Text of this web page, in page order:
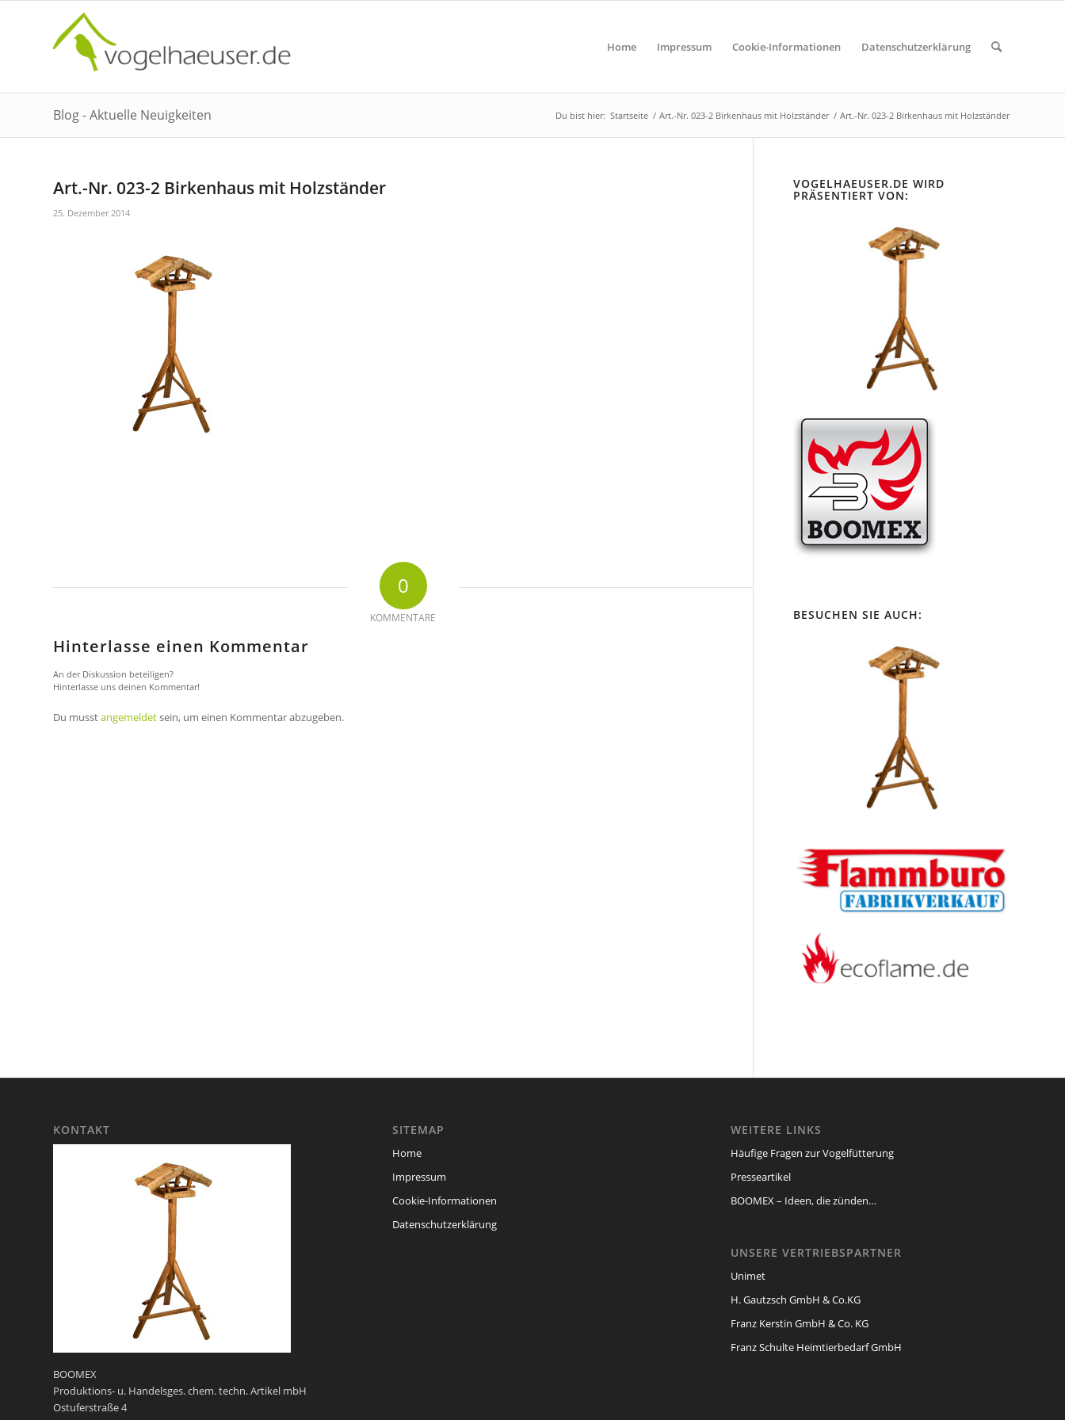
Home Impressum Cookie-Informationen Datenschutzerklärung
Blog - Aktuelle Neuigkeiten Du bist hier: Startseite / Art.-Nr. 023-2 Birkenhaus mit Holzständer / Art.-Nr. 023-2 Birkenhaus mit Holzständer
Art.-Nr. 023-2 Birkenhaus mit Holzständer
25. Dezember 2014
0
KOMMENTARE
Hinterlasse einen Kommentar
An der Diskussion beteiligen?
Hinterlasse uns deinen Kommentar!
Du musstangemeldetsein, um einen Kommentar abzugeben.
VOGELHAEUSER.DE WIRD
PRÄSENTIERT VON:
BESUCHEN SIE AUCH:
KONTAKT
BOOMEX
Produktions- u. Handelsges. chem. techn. Artikel mbH
Ostuferstraße 4
SITEMAP
Home
Impressum
Cookie-Informationen
Datenschutzerklärung
WEITERE LINKS
Häufige Fragen zur Vogelfütterung
Presseartikel
BOOMEX – Ideen, die zünden…
UNSERE VERTRIEBSPARTNER
Unimet
H. Gautzsch GmbH & Co.KG
Franz Kerstin GmbH & Co. KG
Franz Schulte Heimtierbedarf GmbH